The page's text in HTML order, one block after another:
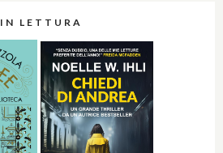
IN LETTURA